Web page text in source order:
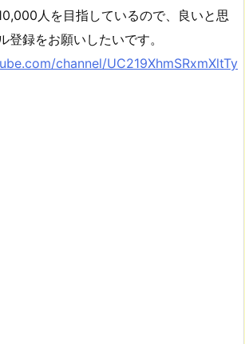
人を目指しているので、良いと思
登録をお願いしたいです。
channel/UC219XhmSRxmXltTy